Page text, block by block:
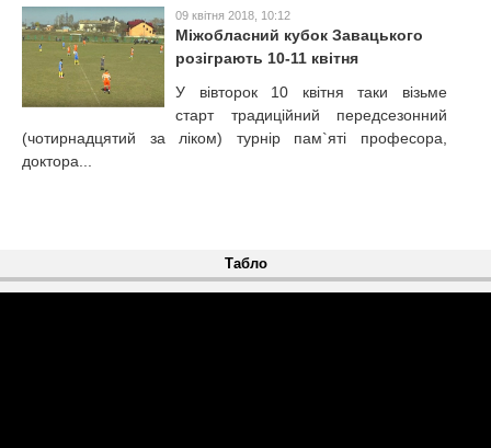
09 квітня 2018, 10:12
Міжобласний кубок Завацького
розіграють 10-11 квітня
У вівторок 10 квітня таки візьме
старт традиційний передсезонний
(чотирнадцятий за ліком) турнір пам`яті професора,
доктора...
Табло